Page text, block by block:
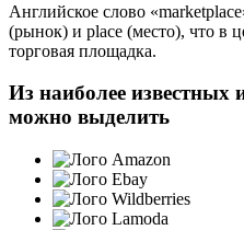
Английское слово
(рынок) и place (место), что в
торговая площадка.
Из наиболее известных
можно выделить